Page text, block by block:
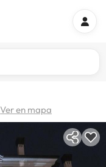
Ver en mapa